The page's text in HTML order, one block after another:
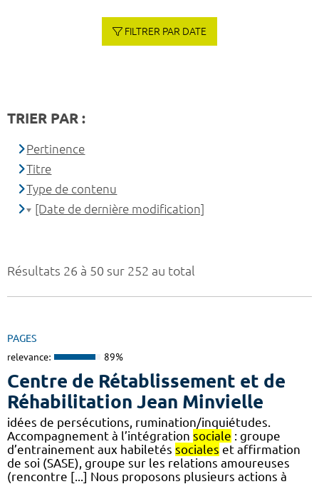
Résultats 26 à 50 sur 252 au total
PAGES
relevance: 89%
Centre de Rétablissement et de
Réhabilitation Jean Minvielle
idées de persécutions, rumination/inquiétudes.
Accompagnement à l’intégration sociale : groupe
d’entrainement aux habiletés sociales et affirmation
de soi (SASE), groupe sur les relations amoureuses
(rencontre [...] Nous proposons plusieurs actions à
FILTRER PAR DATE
TRIER PAR :
Pertinence
Titre
Type de contenu
[Date de dernière modification]